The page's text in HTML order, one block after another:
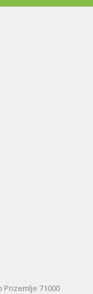
Prizemlje 71000